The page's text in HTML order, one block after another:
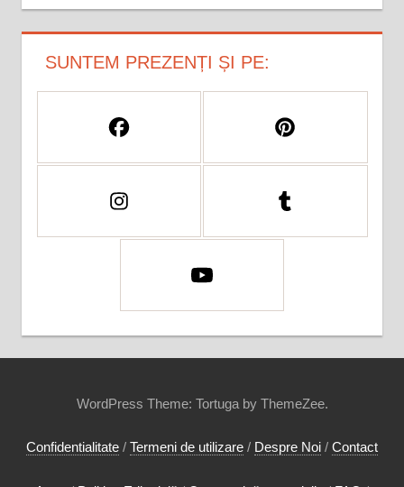
SUNTEM PREZENȚI ȘI PE:
WordPress Theme: Tortuga by ThemeZee.
Confidentialitate / Termeni de utilizare / Despre Noi / Contact